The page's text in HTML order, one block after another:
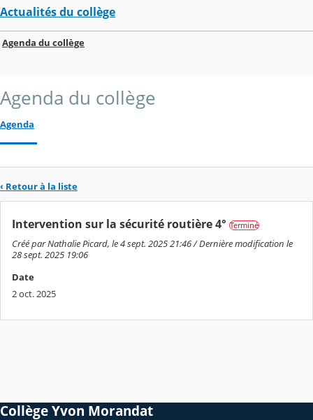
Actualités du collège
Agenda du collège
Agenda du collège
Agenda
‹ Retour à la liste
Intervention sur la sécurité routière 4° Terminé
Créé par Nathalie Picard, le 4 sept. 2025 21:46 / Dernière modification le
28 sept. 2025 19:06
Date
2 oct. 2025
Collège Yvon Morandat